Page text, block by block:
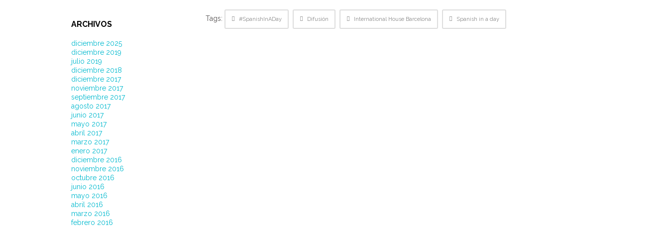
ARCHIVOS
diciembre 2025
diciembre 2019
julio 2019
diciembre 2018
diciembre 2017
noviembre 2017
septiembre 2017
agosto 2017
junio 2017
mayo 2017
abril 2017
marzo 2017
enero 2017
diciembre 2016
noviembre 2016
octubre 2016
junio 2016
mayo 2016
abril 2016
marzo 2016
febrero 2016
Tags: #SpanishInADay Difusión International House Barcelona Spanish in a day